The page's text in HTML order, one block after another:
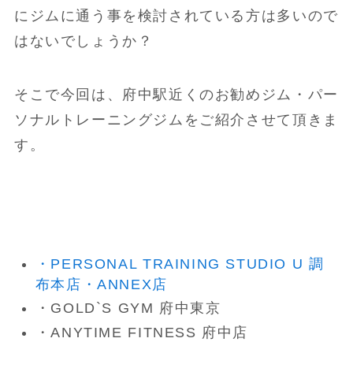
にジムに通う事を検討されている方は多いので
はないでしょうか？
そこで今回は、府中駅近くのお勧めジム・パー
ソナルトレーニングジムをご紹介させて頂きま
す。
・PERSONAL TRAINING STUDIO U 調
布本店・ANNEX店
・GOLD`S GYM 府中東京
・ANYTIME FITNESS 府中店